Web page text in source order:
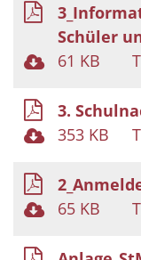
Schüler
61 KB
3.
353 KB
65 KB